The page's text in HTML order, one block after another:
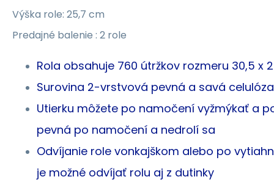
Výška role: 25,7 cm
Predajné balenie : 2 role
Rola obsahuje 760 útržkov rozmeru 30,5 x
Surovina 2-vrstvová pevná a savá celulóza
Utierku môžete po namočení vyžmýkať a
pevná po namočení a nedrolí sa
Odvíjanie role vonkajškom alebo po
je možné odvíjať rolu aj z dutinky